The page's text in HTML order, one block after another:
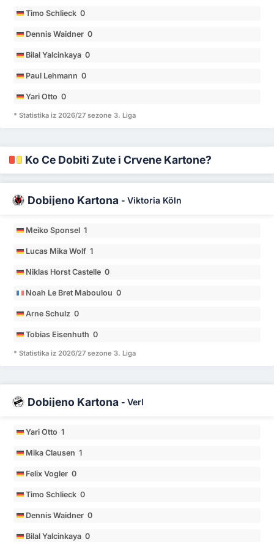
Timo Schlieck 0
Dennis Waidner 0
Bilal Yalcinkaya 0
Paul Lehmann 0
Yari Otto 0
* Statistika iz 2026/27 sezone 3. Liga
Ko Će Dobiti Žute i Crvene Kartone?
Dobijeno Kartona - Viktoria Köln
Meiko Sponsel 1
Lucas Mika Wolf 1
Niklas Horst Castelle 0
Noah Le Bret Maboulou 0
Arne Schulz 0
Tobias Eisenhuth 0
* Statistika iz 2026/27 sezone 3. Liga
Dobijeno Kartona - Verl
Yari Otto 1
Mika Clausen 1
Felix Vogler 0
Timo Schlieck 0
Dennis Waidner 0
Bilal Yalcinkaya 0